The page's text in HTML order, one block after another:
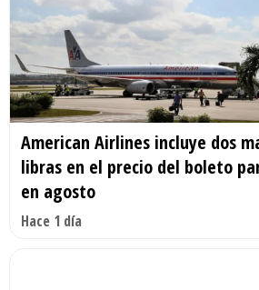
American Airlines incluye dos
libras en el precio del boleto
en agosto
Hace 1 día